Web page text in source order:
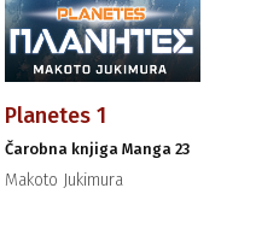
Planetes 1
Čarobna knjiga Manga 23
Makoto Jukimura